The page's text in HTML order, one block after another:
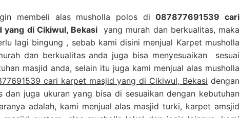
membeli alas musholla polos di087877691539 cari
yang di Cikiwul, Bekasiyang murah dan berkualitas, maka
lagi bingung , sebab kami disini menjual Karpet musholla
dan berkualitas anda juga bisa menyesuaikan sesuai
masjid anda, selain itu juga kami menjual alas musholla
cari karpet masjid yang di Cikiwul, Bekasi dengan
dan juga ukuran yang bisa di sesuaikan dengan kebutuhan
adalah, kami menjual alas masjid turki, karpet amsjid